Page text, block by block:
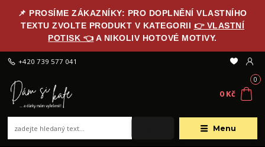
📌 PROSÍME ZÁKAZNÍKY: PRO DOPLNĚNÍ VLASTNÍHO
TEXTU ZVOLTE PRODUKT V KATEGORII 👉 VLASTNÍ
POTISK 👈 A NIKOLIV HOTOVÉ MOTIVY.
Menu
+420 739 577 041
0
0 Kč